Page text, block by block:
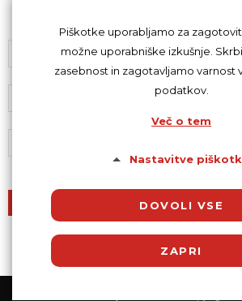
Z oddajo komentarja se strinjaš s
Piškotke uporabljamo za
možne uporabniške izkušnje.
zasebnost in zagotavljamo varnost
podatkov.
Več o tem
Nastavitve
DOVOLI VSE
ZAPRI